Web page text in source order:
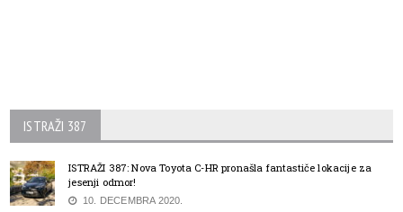
ISTRAŽI 387
ISTRAŽI 387: Nova Toyota C-HR pronašla fantastiče lokacije za
jesenji odmor!
10. DECEMBRA 2020.